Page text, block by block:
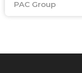
PAC Group